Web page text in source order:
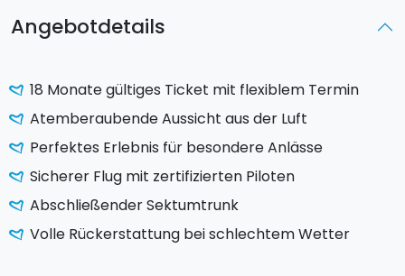
Angebotdetails
18 Monate gültiges Ticket mit flexiblem Termin
Atemberaubende Aussicht aus der Luft
Perfektes Erlebnis für besondere Anlässe
Sicherer Flug mit zertifizierten Piloten
Abschließender Sektumtrunk
Volle Rückerstattung bei schlechtem Wetter